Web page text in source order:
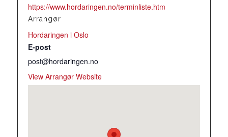
https://www.hordaringen.no/terminliste.htm
Arrangør
Hordaringen i Oslo
E-post
post@hordaringen.no
View Arrangør Website